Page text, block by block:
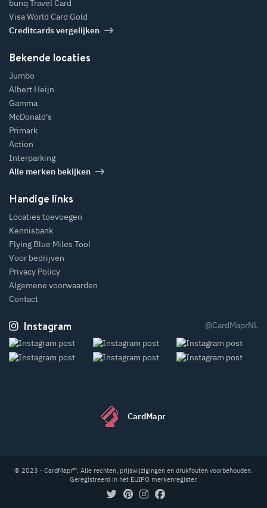
bunq Travel Card
Visa World Card Gold
Creditcards vergelijken
Bekende locaties
Jumbo
Albert Heijn
Gamma
McDonald's
Primark
Action
Interparking
Alle merken bekijken
Handige links
Locaties toevoegen
Kennisbank
Flying Blue Miles Tool
Voor bedrijven
Privacy Policy
Algemene voorwaarden
Contact
Instagram @CardMaprNL
CardMapr
© 2023 - CardMapr™. Alle rechten, prijswijzigingen en drukfouten voorbehouden.
Geregistreerd in het EUIPO merkenregister.